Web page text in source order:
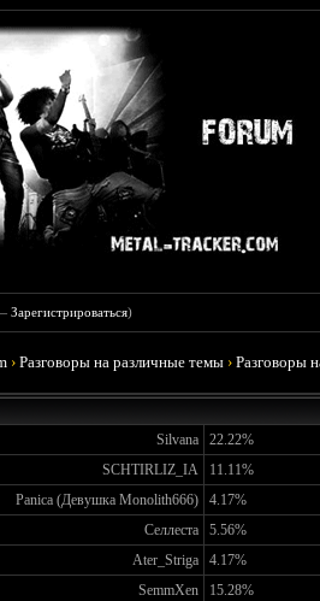
Зарегистрироваться)
›Разговоры на различные темы ›Разговоры
Silvana
22.22%
SCHTIRLIZ_IA
11.11%
Panica (Девушка Monolith666)
4.17%
Селлеста
5.56%
Ater_Striga
4.17%
SemmXen
15.28%